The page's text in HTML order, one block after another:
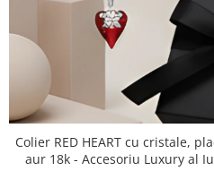
Colier RED HEART cu cristale, placat cu
aur 18k - Accesoriu Luxury al